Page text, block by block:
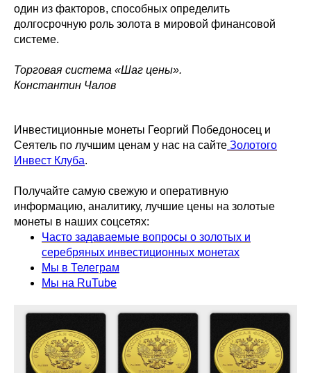
один из факторов, способных определить
долгосрочную роль золота в мировой финансовой
системе.
Торговая система «Шаг цены».
Константин Чалов
Инвестиционные монеты Георгий Победоносец и
Сеятель по лучшим ценам у нас на сайте Золотого
Инвест Клуба.
Получайте самую свежую и оперативную
информацию, аналитику, лучшие цены на золотые
монеты в наших соцсетях:
Часто задаваемые вопросы о золотых и
серебряных инвестиционных монетах
Мы в Телеграм
Мы на RuTube